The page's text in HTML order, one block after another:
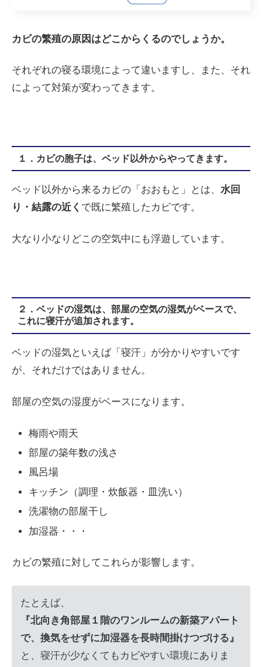
カビの繁殖の原因はどこからくるのでしょうか。
それぞれの寝る環境によって違いますし、また、それ
によって対策が変わってきます。
１．カビの胞子は、ベッド以外からやってきます。
ベッド以外から来るカビの「おおもと」とは、 水回
り・結露の近く で既に繁殖したカビです。
大なり小なりどこの空気中にも浮遊しています。
２．ベッドの湿気は、部屋の空気の湿気がベースで、
これに寝汗が追加されます。
ベッドの湿気といえば「寝汗」が分かりやすいです
が、それだけではありません。
部屋の空気の湿度がベースになります。
梅雨や雨天
部屋の築年数の浅さ
風呂場
キッチン（調理・炊飯器・皿洗い）
洗濯物の部屋干し
加湿器・・・
カビの繁殖に対してこれらが影響します。
たとえば、
『北向き角部屋１階のワンルームの新築アパート
で、換気をせずに加湿器を長時間掛けつづける』
と、寝汗が少なくてもカビやすい環境にありま